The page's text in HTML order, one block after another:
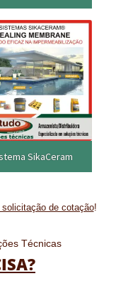
SikaCeram
de cotação!
Técnicas